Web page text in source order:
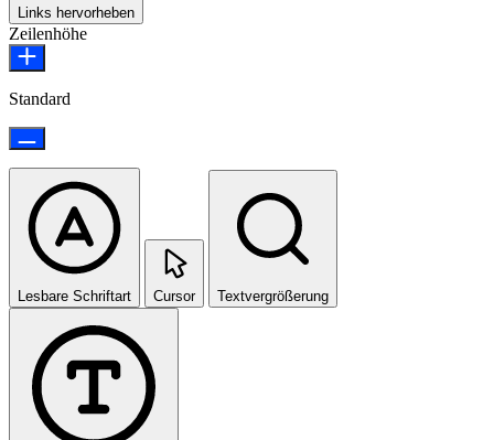
Links hervorheben
Zeilenhöhe
Standard
Lesbare Schriftart Cursor Textvergrößerung